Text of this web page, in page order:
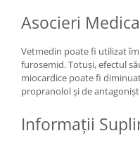
Asocieri
Vetmedin poate fi utilizat
furosemid. Totuși, efectul
miocardice poate fi
propranolol și de
Informații